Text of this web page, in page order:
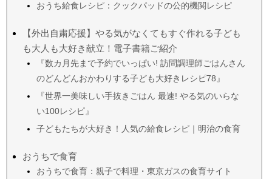
おうち給食レシピ：クックパッドの公的機関レシピ
【外出自粛応援】やる気がなくてもすぐ作れる子ども
も大人も大好き献立！電子書籍ご紹介
『数カ月先まで予約でいっぱい! 訪問調理師ごはんさん
のどんどんおかわりする子ども大好きレシピ78』
『世界一美味しい手抜きごはん 最速! やる気のいらな
い100レシピ』
子どもたちが大好き！人気の給食レシピ｜明治の食育
おうちで食育
おうちで食育：親子で料理・東京ガスの食育サイト